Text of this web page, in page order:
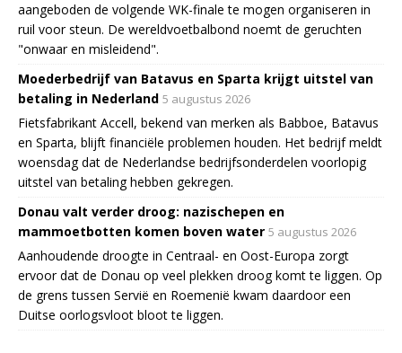
aangeboden de volgende WK-finale te mogen organiseren in
ruil voor steun. De wereldvoetbalbond noemt de geruchten
"onwaar en misleidend".
Moederbedrijf van Batavus en Sparta krijgt uitstel van
betaling in Nederland 5 augustus 2026
Fietsfabrikant Accell, bekend van merken als Babboe, Batavus
en Sparta, blijft financiële problemen houden. Het bedrijf meldt
woensdag dat de Nederlandse bedrijfsonderdelen voorlopig
uitstel van betaling hebben gekregen.
Donau valt verder droog: nazischepen en
mammoetbotten komen boven water 5 augustus 2026
Aanhoudende droogte in Centraal- en Oost-Europa zorgt
ervoor dat de Donau op veel plekken droog komt te liggen. Op
de grens tussen Servië en Roemenië kwam daardoor een
Duitse oorlogsvloot bloot te liggen.